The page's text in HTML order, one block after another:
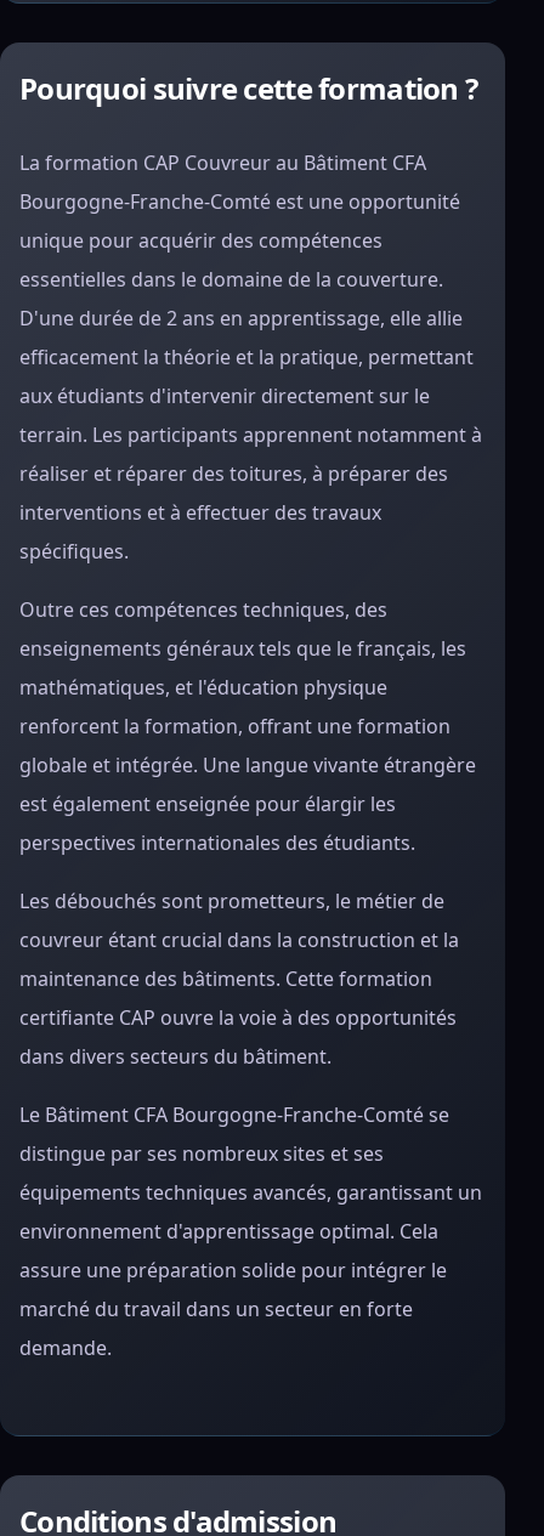
Pourquoi suivre cette formation ?
La formation CAP Couvreur au Bâtiment CFA
Bourgogne-Franche-Comté est une opportunité
unique pour acquérir des compétences
essentielles dans le domaine de la couverture.
D'une durée de 2 ans en apprentissage, elle allie
efficacement la théorie et la pratique, permettant
aux étudiants d'intervenir directement sur le
terrain. Les participants apprennent notamment à
réaliser et réparer des toitures, à préparer des
interventions et à effectuer des travaux
spécifiques.
Outre ces compétences techniques, des
enseignements généraux tels que le français, les
mathématiques, et l'éducation physique
renforcent la formation, offrant une formation
globale et intégrée. Une langue vivante étrangère
est également enseignée pour élargir les
perspectives internationales des étudiants.
Les débouchés sont prometteurs, le métier de
couvreur étant crucial dans la construction et la
maintenance des bâtiments. Cette formation
certifiante CAP ouvre la voie à des opportunités
dans divers secteurs du bâtiment.
Le Bâtiment CFA Bourgogne-Franche-Comté se
distingue par ses nombreux sites et ses
équipements techniques avancés, garantissant un
environnement d'apprentissage optimal. Cela
assure une préparation solide pour intégrer le
marché du travail dans un secteur en forte
demande.
Conditions d'admission